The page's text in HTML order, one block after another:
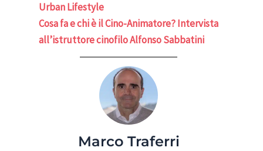
Urban Lifestyle
Cosa fa e chi è il Cino-Animatore? Intervista
all’istruttore cinofilo Alfonso Sabbatini
Marco Traferri